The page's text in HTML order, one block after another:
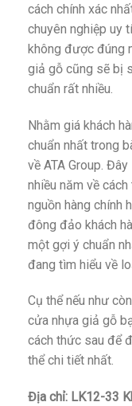
cách chính xác
chuyên nghiệp uy
không được đúng
giả gỗ cũng sẽ bị
chuẩn rất nhiều.
Nhằm giá khách
chuẩn nhất trong
về ATA Group.
nhiều năm về
nguồn hàng chính
đông đảo khách
một gợi ý chuẩn
đang tìm hiểu về
Cụ thể nếu như
cửa nhựa giả gỗ
cách thức sau để
thể chi tiết nhất.
Địa chỉ: LK12-33